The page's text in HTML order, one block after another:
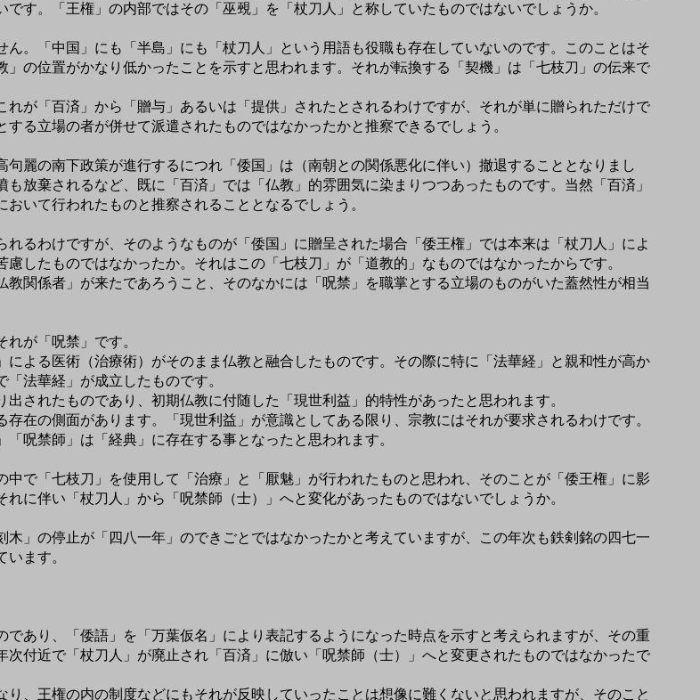
す。「王権」の内部ではその「巫覡」を「杖刀人」と称していたものではないでしょうか。
。「中国」にも「半島」にも「杖刀人」という用語も役職も存在していないのです。このことはそ
の位置がかなり低かったことを示すと思われます。それが転換する「契機」は「七枝刀」の伝来で
が「百済」から「贈与」あるいは「提供」されたとされるわけですが、それが単に贈られただけで
る立場の者が併せて派遣されたものではなかったかと推察できるでしょう。
麗の南下政策が進行するにつれ「倭国」は（南朝との関係悪化に伴い）撤退することとなりまし
放棄されるなど、既に「百済」では「仏教」的雰囲気に染まりつつあったものです。当然「百済」
いて行われたものと推察されることとなるでしょう。
るわけですが、そのようなものが「倭国」に贈呈された場合「倭王権」では本来は「杖刀人」によ
したものではなかったか。それはこの「七枝刀」が「道教的」なものではなかったからです。
関係者」が来たであろうこと、そのなかには「呪禁」を職掌とする立場のものがいた蓋然性が相当
が「呪禁」です。
よる医術（治療術）がそのまま仏教と融合したものです。その際に特に「法華経」と親和性が高か
法華経」が成立したものです。
されたものであり、初期仏教に付随した「現世利益」的特性があったと思われます。
在の側面があります。「現世利益」が意識としてある限り、宗教にはそれが要求されるわけです。
呪禁師」は「経典」に存在する事となったと思われます。
で「七枝刀」を使用して「治療」と「厭魅」が行われたものと思われ、そのことが「倭王権」に影
に伴い「杖刀人」から「呪禁師（士）」へと変化があったものではないでしょうか。
」の停止が「四八一年」のできごとではなかったかと考えていますが、この年次も鉄剣銘の四七一
ます。
あり、「倭語」を「万葉仮名」により表記するようになった時点を示すと考えられますが、その重
付近で「杖刀人」が廃止され「百済」に倣い「呪禁師（士）」へと変更されたものではなかったで
、王権の内の制度などにもそれが反映していったことは想像に難くないと思われますが、そのこと